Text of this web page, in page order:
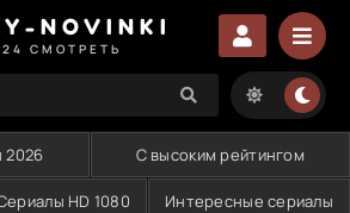
NOVINKI
СМОТРЕТЬ
2026 С высоким рейтингом
HD 1080 Интересные сериалы